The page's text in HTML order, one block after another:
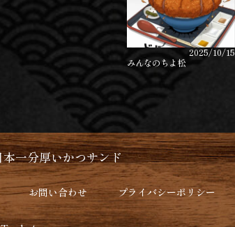
2025/10/15
みんなのちよ松
本一分厚いかつサンド
お問い合わせ プライバシーポリシー